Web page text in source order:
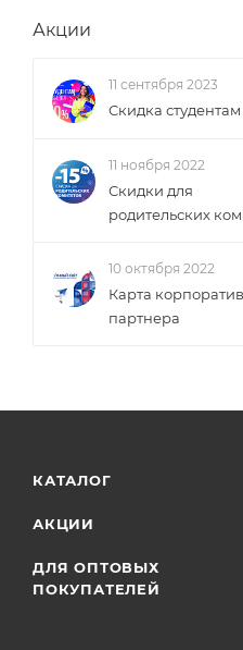
Акции
11 сентября 2023
Скидка студентам
11 ноября 2022
Скидки для
родительских
10 октября 2022
Карта
партнера
КАТАЛОГ
АКЦИИ
ДЛЯ ОПТОВЫХ
ПОКУПАТЕЛЕЙ